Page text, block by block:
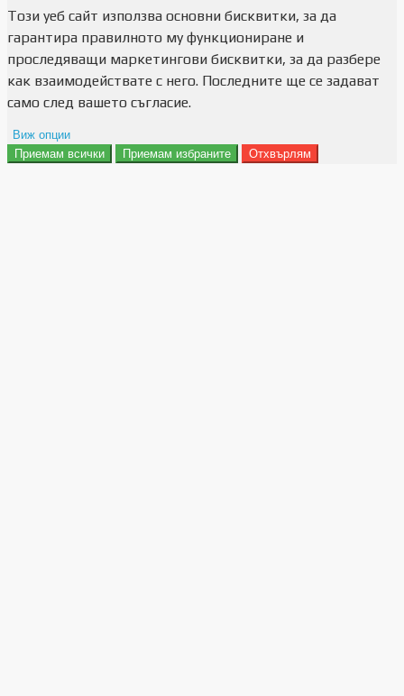
Този уеб сайт използва основни бисквитки, за да
гарантира правилното му функциониране и
проследяващи маркетингови бисквитки, за да разбере
как взаимодействате с него. Последните ще се задават
само след вашето съгласие.
Виж опции
Препочитания за реклами
Приемам всички Приемам избраните Отхвърлям